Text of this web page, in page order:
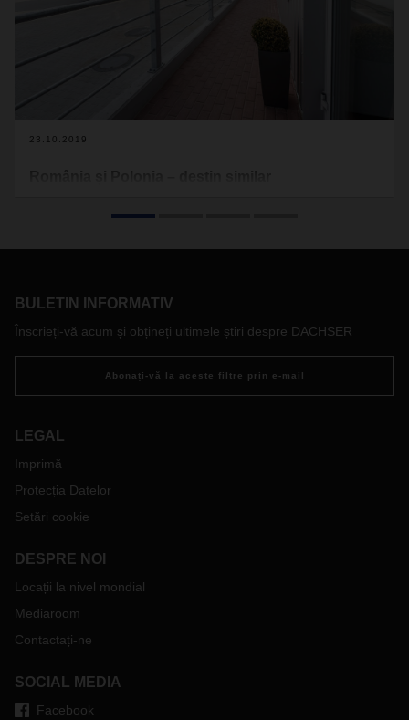
23.10.2019
BULETIN INFORMATIV
Înscrieți-vă acum și obțineți ultimele știri despre DACHSER
Abonați-vă la aceste filtre prin e-mail
LEGAL
Imprimă
Protecția Datelor
Setări cookie
DESPRE NOI
Locații la nivel mondial
Mediaroom
Contactați-ne
SOCIAL MEDIA
Facebook